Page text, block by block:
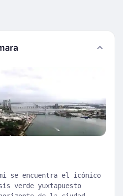
se encuentra el icónico
verde yuxtapuesto